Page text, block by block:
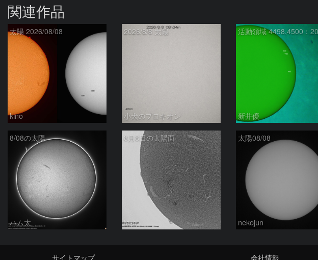
関連作品
太陽 2026/08/08
kino
2026/8/8 太陽
小犬のプロキオン 新井優
8/08の太陽
ハム太
8月8日の太陽面
ta-o
太陽08/08
nekojun
サイトマップ 会社情報